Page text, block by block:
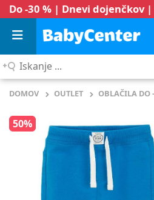
Do -30 % | Dnevi dojenčkov |
Iskanje
DOMOV OUTLET OBLAČILA DO
50%